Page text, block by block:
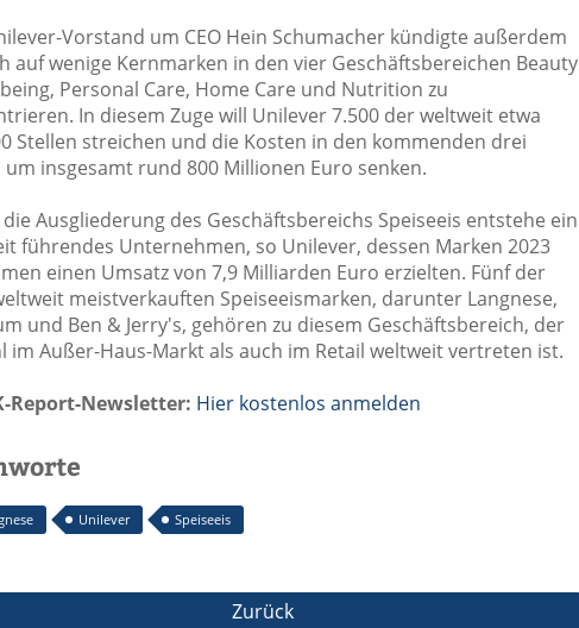
Vorstand um CEO Hein Schumacher kündigte außerdem
auf wenige Kernmarken in den vier Geschäftsbereichen Beauty
Personal Care, Home Care und Nutrition zu
In diesem Zuge will Unilever 7.500 der weltweit etwa
Stellen streichen und die Kosten in den kommenden drei
um insgesamt rund 800 Millionen Euro senken.
Ausgliederung des Geschäftsbereichs Speiseeis entstehe ein
führendes Unternehmen, so Unilever, dessen Marken 2023
einen Umsatz von 7,9 Milliarden Euro erzielten. Fünf der
meistverkauften Speiseeismarken, darunter Langnese,
und Ben & Jerry's, gehören zu diesem Geschäftsbereich, der
im Außer-Haus-Markt als auch im Retail weltweit vertreten ist.
Report-Newsletter: Hier kostenlos anmelden
Unilever Speiseeis
Zurück